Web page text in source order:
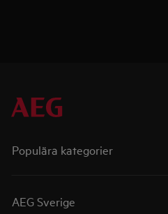
Populära kategorier
AEG Sverige